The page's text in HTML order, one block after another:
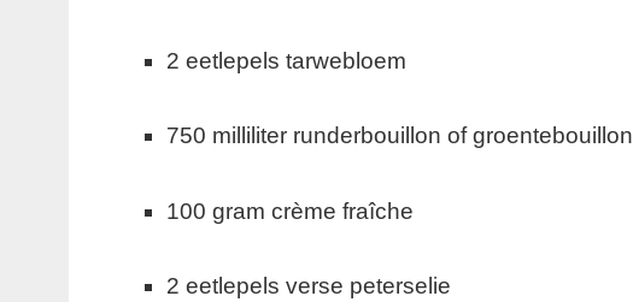
2 eetlepels tarwebloem
750 milliliter runderbouillon of groentebouillon
100 gram crème fraîche
2 eetlepels verse peterselie